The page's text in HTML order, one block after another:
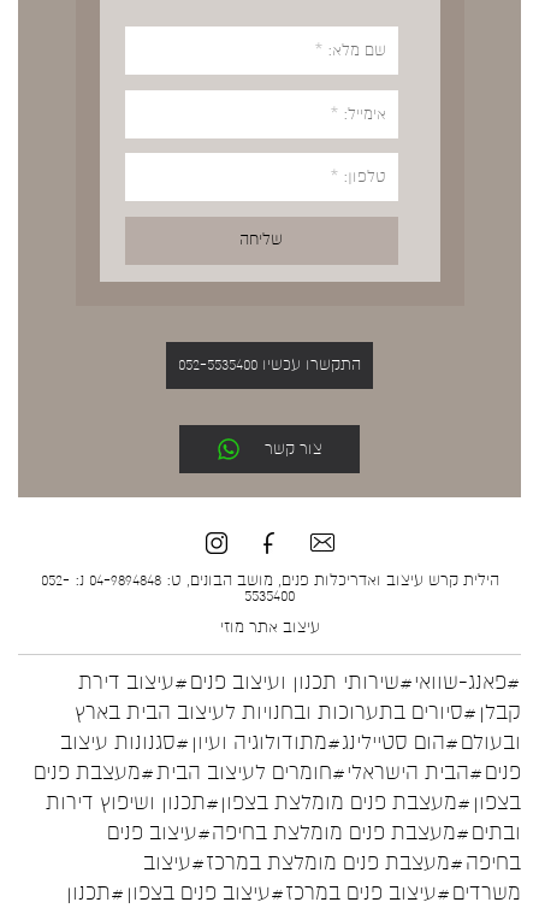
התקשרו עכשיו 052-5535400
צור קשר
הילית קרש עיצוב ואדריכלות פנים, מושב הבונים, ט: 04-9894848 נ: 052-
5535400
עיצוב אתר מוזי
#פאנג-שוואי#שירותי תכנון ועיצוב פנים#עיצוב דירת
קבלן #סיורים בתערוכות ובחנויות לעיצוב הבית בארץ
ובעולם#הום סטיילינג#מתודולוגיה ועיון #סגנונות עיצוב
פנים#הבית הישראלי#חומרים לעיצוב הבית#מעצבת פנים
בצפון #מעצבת פנים מומלצת בצפון#תכנון ושיפוץ דירות
ובתים#מעצבת פנים מומלצת בחיפה#עיצוב פנים
בחיפה#מעצבת פנים מומלצת במרכז#עיצוב
משרדים#עיצוב פנים במרכז#עיצוב פנים בצפון #תכנון